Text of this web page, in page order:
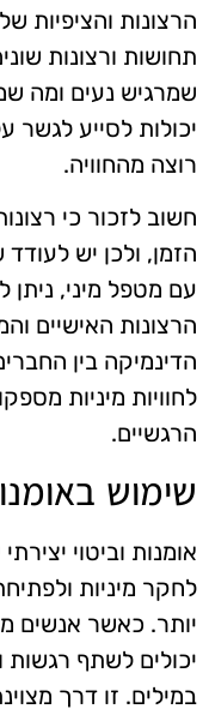
הרצונות והציפיות
תחושות ורצונות
שמרגיש נעים ומה
יכולות לסייע לגשר
רוצה מהחוויה.
חשוב לזכור כי
הזמן, ולכן יש
עם מטפל מיני,
הרצונות האישיים
הדינמיקה בין
לחוויות מיניות
הרגשיים.
שימוש
אומנות וביטוי
לחקר מיניות
יותר. כאשר אנשים
יכולים לשתף
במילים. זו דרך